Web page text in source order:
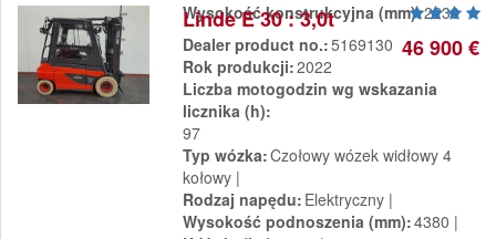
Wysokość konstrukcyjna (mm) 2230
46 900 €
Linde E 30 : 3,0t
Dealer product no. 5169130
Rok produkcji 2022
Liczba motogodzin wg wskazania
licznika (h)
97
Typ wózka Czołowy wózek widłowy 4
kołowy
Rodzaj napędu Elektryczny
Wysokość podnoszenia (mm) 4380